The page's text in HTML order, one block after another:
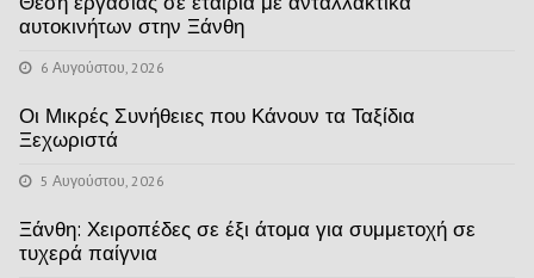
αυτοκινήτων στην Ξάνθη
6 Αυγούστου, 2026
Οι Μικρές Συνήθειες που Κάνουν τα Ταξίδια
Ξεχωριστά
5 Αυγούστου, 2026
Ξάνθη: Χειροπέδες σε έξι άτομα για συμμετοχή σε
τυχερά παίγνια